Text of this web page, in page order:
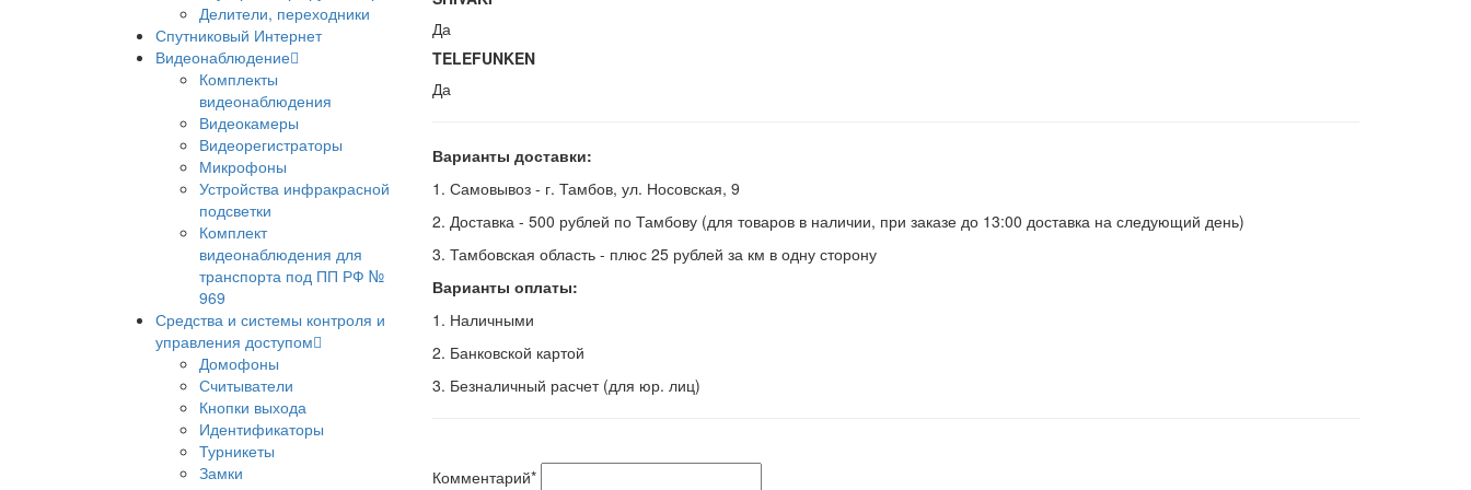
Делители, переходники
Спутниковый Интернет
Видеонаблюдение
Комплекты
видеонаблюдения
Видеокамеры
Видеорегистраторы
Микрофоны
Устройства инфракрасной
подсветки
Комплект
видеонаблюдения для
транспорта под ПП РФ №
969
Средства и системы контроля и
управления доступом
Домофоны
Считыватели
Кнопки выхода
Идентификаторы
Турникеты
Замки
Да
TELEFUNKEN
Да
Варианты доставки:
1. Самовывоз - г. Тамбов, ул. Носовская, 9
2. Доставка - 500 рублей по Тамбову (для товаров в наличии, при заказе до 13:00 доставка на следующий день)
3. Тамбовская область - плюс 25 рублей за км в одну сторону
Варианты оплаты:
1. Наличными
2. Банковской картой
3. Безналичный расчет (для юр. лиц)
Комментарий*